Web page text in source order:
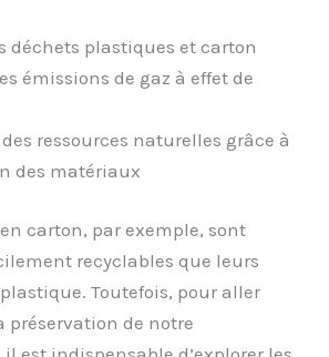
déchets plastiques et carton
émissions de gaz à effet de
ressources naturelles grâce à
des matériaux
carton, par exemple, sont
recyclables que leurs
Toutefois, pour aller
préservation de notre